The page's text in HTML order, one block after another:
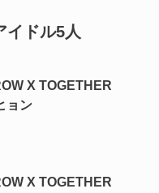
イドル5人
X TOGETHER
ョン
X TOGETHER